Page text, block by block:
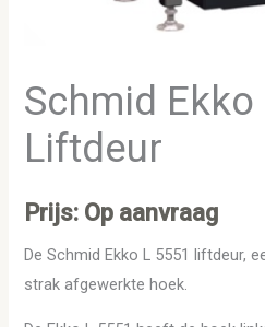
Schmid Ekko
Liftdeur
Prijs: Op aanvraag
De Schmid Ekko L 5551 liftdeur,
strak afgewerkte hoek.